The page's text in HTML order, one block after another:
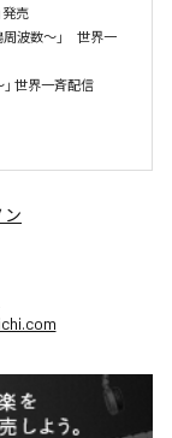
発売
波数～」　世界一
世界一斉配信
ン